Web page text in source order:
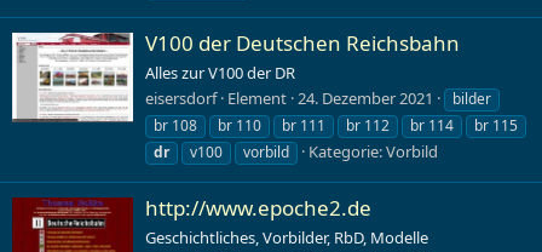
V100 der Deutschen Reichsbahn
Alles zur V100 der DR
eisersdorf Element 24. Dezember 2021
bilder
br 108
br 110 br 111 br 112 br 114
br 115
dr
v100 vorbild Kategorie:Vorbild
http://www.epoche2.de
Geschichtliches, Vorbilder, RbD, Modelle